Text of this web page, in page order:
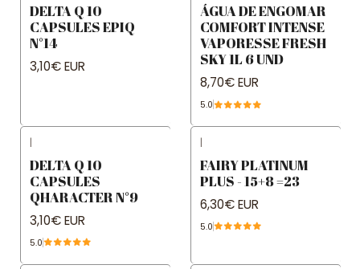
DELTA Q 10
CAPSULES EPIQ
N°14
3,10€ EUR
ÁGUA DE ENGOMAR
COMFORT INTENSE
VAPORESSE FRESH
SKY 1L 6 UND
8,70€ EUR
5.0
|
DELTA Q 10
CAPSULES
QHARACTER N°9
3,10€ EUR
5.0
|
FAIRY PLATINUM
PLUS - 15+8 =23
6,30€ EUR
5.0